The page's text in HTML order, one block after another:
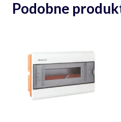
Podobne